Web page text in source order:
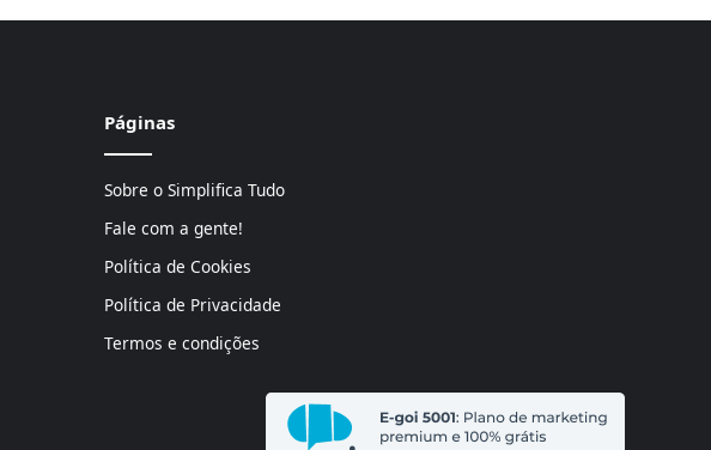
Páginas
Sobre o Simplifica Tudo
Fale com a gente!
Política de Cookies
Política de Privacidade
Termos e condições